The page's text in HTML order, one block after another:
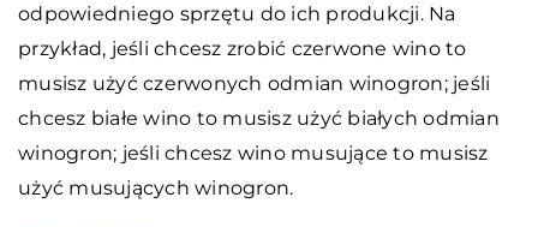
odpowiedniego sprzętu do ich produkcji. Na
przykład, jeśli chcesz zrobić czerwone wino to
musisz użyć czerwonych odmian winogron; jeśli
chcesz białe wino to musisz użyć białych odmian
winogron; jeśli chcesz wino musujące to musisz
użyć musujących winogron.